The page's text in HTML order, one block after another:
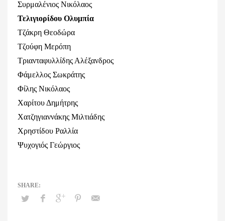
Συρμαλένιος Νικόλαος
Τελιγιορίδου Ολυμπία
Τζάκρη Θεοδώρα
Τζούφη Μερόπη
Τριανταφυλλίδης Αλέξανδρος
Φάμελλος Σωκράτης
Φίλης Νικόλαος
Χαρίτου Δημήτρης
Χατζηγιαννάκης Μιλτιάδης
Χρηστίδου Ραλλία
Ψυχογιός Γεώργιος